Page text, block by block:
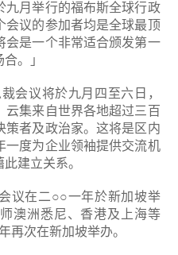
九月举行的福布斯全球行政
会议的参加者均是全球最顶
会是一个非常适合颁发第一
。」
会议将於九月四至六日，
云集来自世界各地超过三百
策者及政治家。这将是区内
一度为企业领袖提供交流机
建立关系。
议在二○○一年於新加坡举
澳洲悉尼、香港及上海等
再次在新加坡举办。